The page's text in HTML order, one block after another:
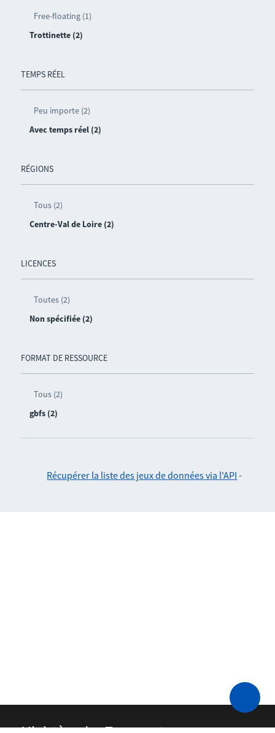
Free-floating (1)
Trottinette (2)
TEMPS RÉEL
Peu importe (2)
Avec temps réel (2)
RÉGIONS
Tous (2)
Centre-Val de Loire (2)
LICENCES
Toutes (2)
Non spécifiée (2)
FORMAT DE RESSOURCE
Tous (2)
gbfs (2)
Récupérer la liste des jeux de données via l'API -